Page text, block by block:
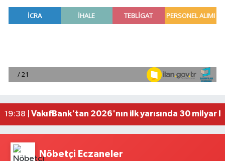
20:05 |
Antalya'da apartman dairesinde çıkan
22:01 | 'Kutuplarda Sıfır Atık' kitabı tanıtıldı
Nöbetçi Eczaneler